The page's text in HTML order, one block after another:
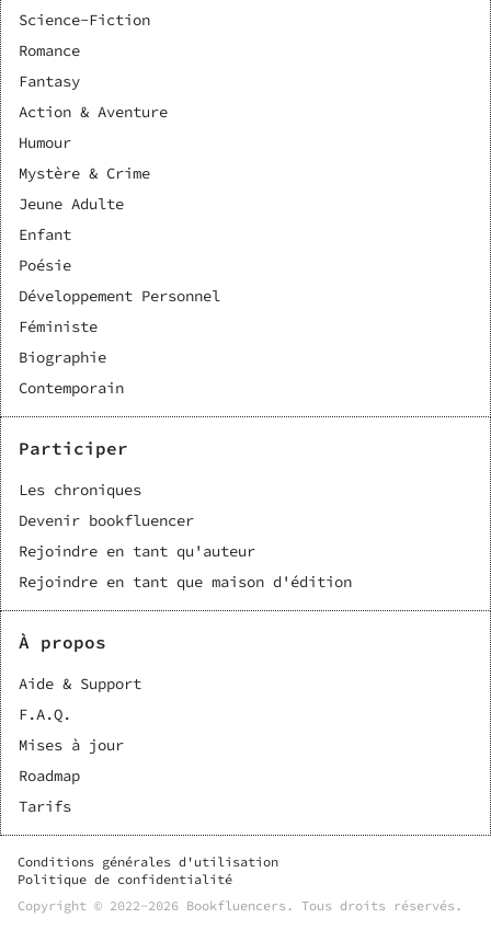
Science-Fiction
Romance
Fantasy
Action & Aventure
Humour
Mystère & Crime
Jeune Adulte
Enfant
Poésie
Développement Personnel
Féministe
Biographie
Contemporain
Participer
Les chroniques
Devenir bookfluencer
Rejoindre en tant qu'auteur
Rejoindre en tant que maison d'édition
À propos
Aide & Support
F.A.Q.
Mises à jour
Roadmap
Tarifs
Conditions générales d'utilisation
Politique de confidentialité
Copyright © 2022-2026 Bookfluencers . Tous droits réservés.